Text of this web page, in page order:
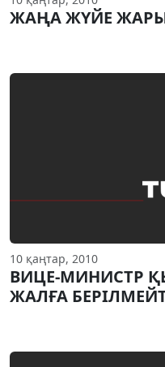
ЖАҢА ЖҮЙЕ
10 қаңтар, 2010
ВИЦЕ-МИНИСТР
ЖАЛҒА